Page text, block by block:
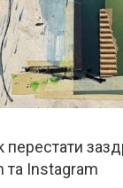
перестати
та Instagram